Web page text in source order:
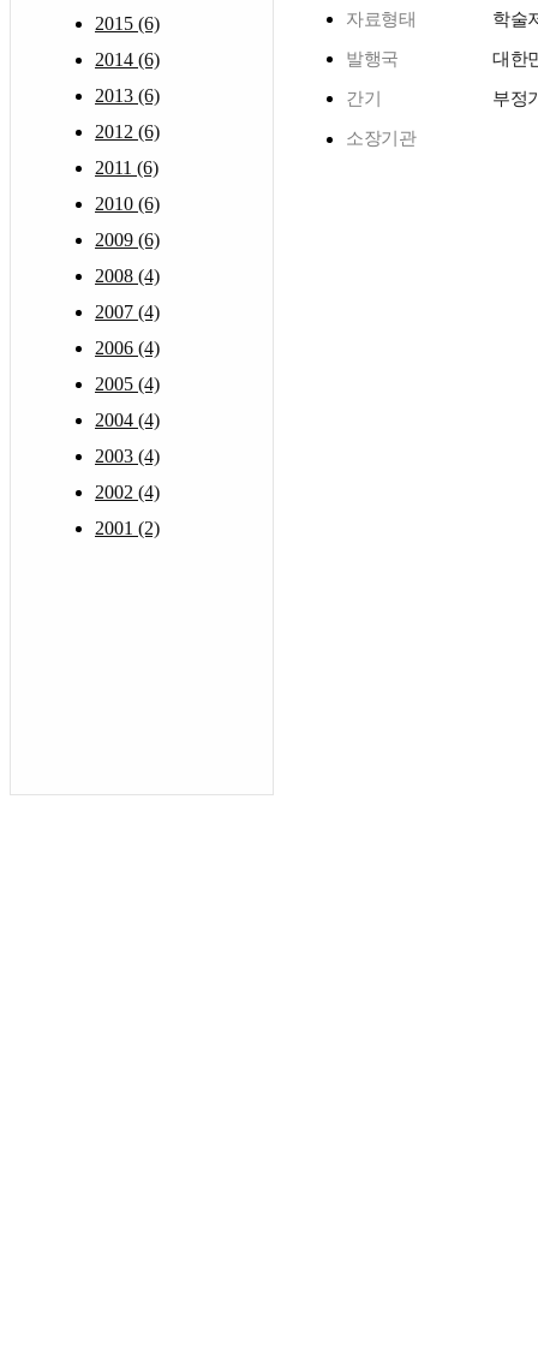
2015 (6)
2014 (6)
2013 (6)
2012 (6)
2011 (6)
2010 (6)
2009 (6)
2008 (4)
2007 (4)
2006 (4)
2005 (4)
2004 (4)
2003 (4)
2002 (4)
2001 (2)
자료형태 학술
발행국 대한
간기 부정
소장기관